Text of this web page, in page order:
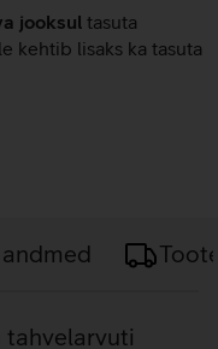
jooksul tasuta
kehtib lisaks ka tasuta
tahvelarvuti